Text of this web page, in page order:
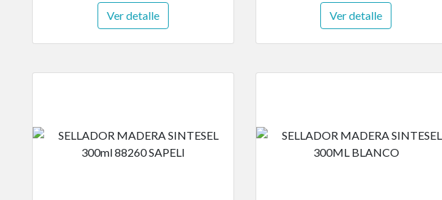
Ver detalle Ver detalle